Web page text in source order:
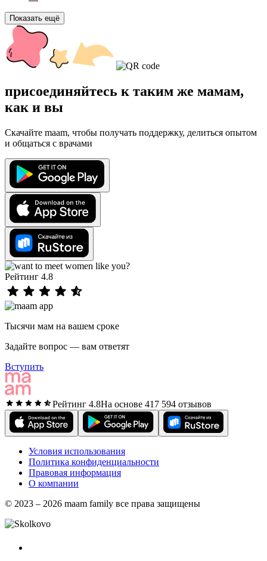
Показать ещё
присоединяйтесь к таким же мамам,
как и вы
Скачайте maam, чтобы получать поддержку, делиться опытом
и общаться с врачами
Рейтинг 4.8
Тысячи мам на вашем сроке
Задайте вопрос — вам ответят
Вступить
Рейтинг 4.8На основе 417 594 отзывов
Условия использования
Политика конфиденциальности
Правовая информация
О компании
© 2023 – 2026 maam family все права защищены